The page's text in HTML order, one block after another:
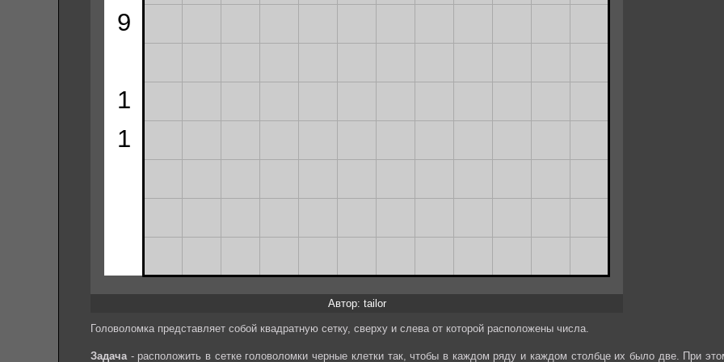
Автор: tailor
Головоломка представляет собой квадратную сетку, сверху и слева от которой расположены числа.
Задача- расположить в сетке головоломки черные клетки так, чтобы в каждом ряду и каждом столбце их было две. При